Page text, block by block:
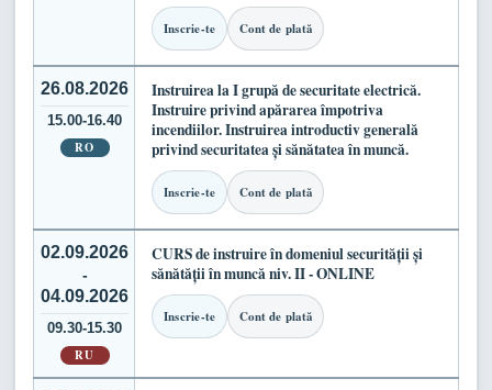
Inscrie-te Cont de plată
26.08.2026
15.00-16.40
RO
Instruirea la I grupă de securitate electrică.
Instruire privind apărarea împotriva
incendiilor. Instruirea introductiv generală
privind securitatea și sănătatea în muncă.
Inscrie-te Cont de plată
02.09.2026
-
04.09.2026
09.30-15.30
RU
CURS de instruire în domeniul securității și
sănătății în muncă niv. II - ONLINE
Inscrie-te Cont de plată